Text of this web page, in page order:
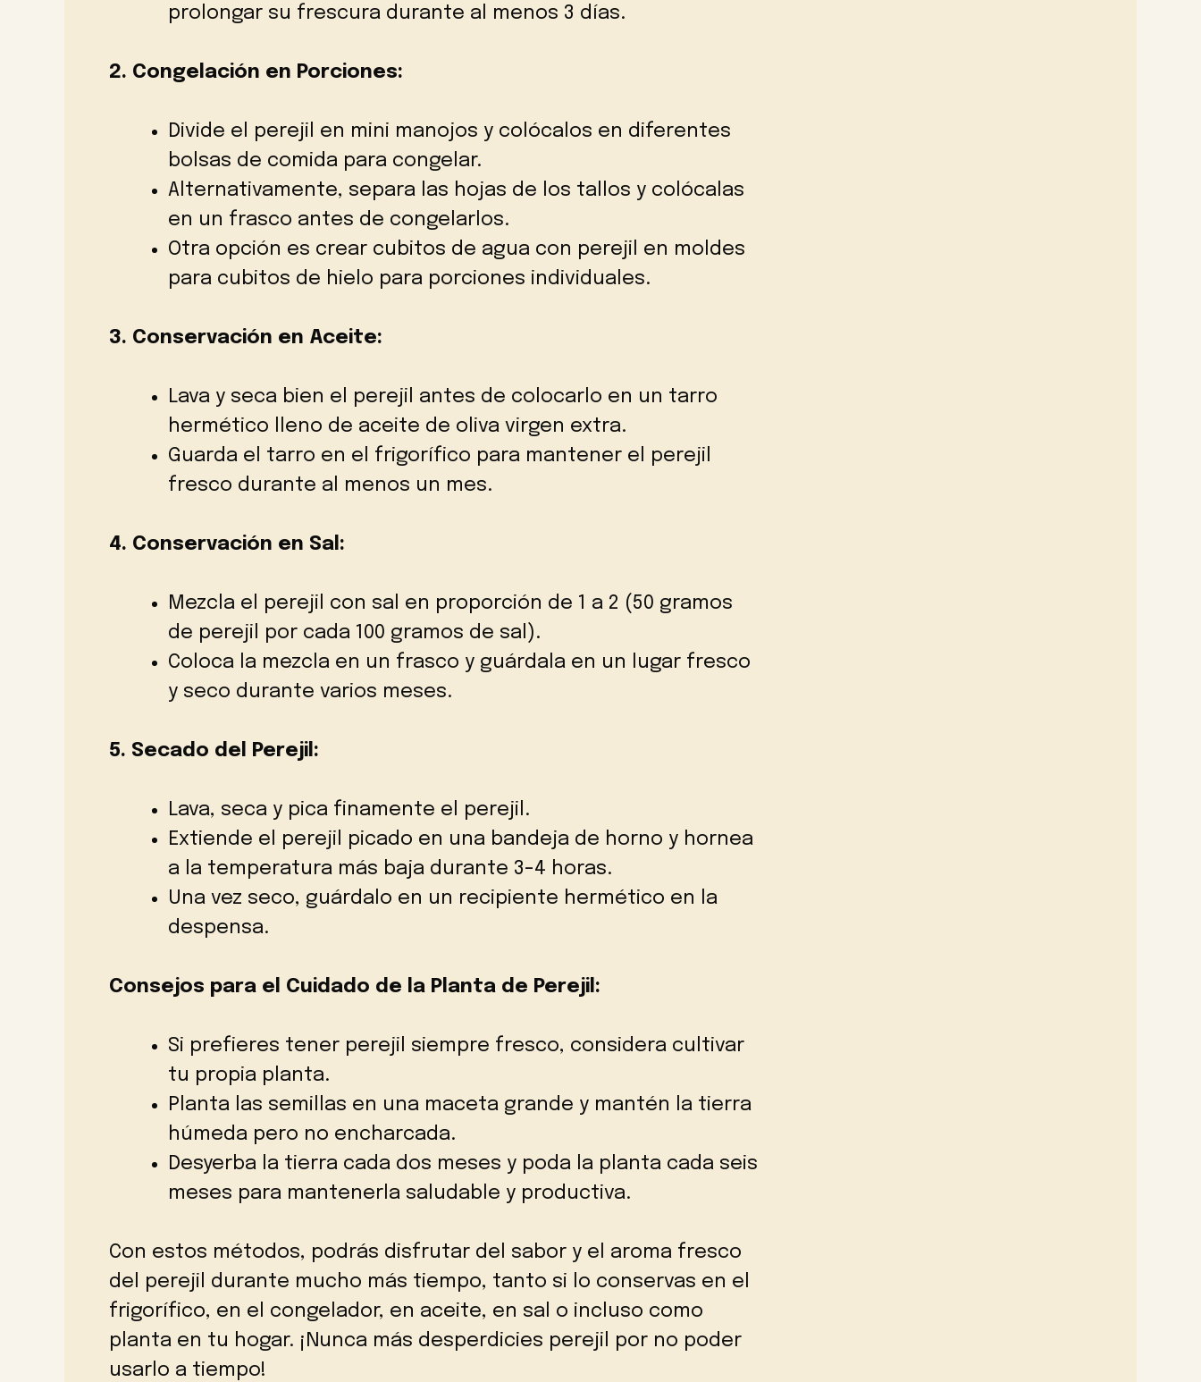
prolongar su frescura durante al menos 3 días.
2. Congelación en Porciones:
Divide el perejil en mini manojos y colócalos en diferentes
bolsas de comida para congelar.
Alternativamente, separa las hojas de los tallos y colócalas
en un frasco antes de congelarlos.
Otra opción es crear cubitos de agua con perejil en moldes
para cubitos de hielo para porciones individuales.
3. Conservación en Aceite:
Lava y seca bien el perejil antes de colocarlo en un tarro
hermético lleno de aceite de oliva virgen extra.
Guarda el tarro en el frigorífico para mantener el perejil
fresco durante al menos un mes.
4. Conservación en Sal:
Mezcla el perejil con sal en proporción de 1 a 2 (50 gramos
de perejil por cada 100 gramos de sal).
Coloca la mezcla en un frasco y guárdala en un lugar fresco
y seco durante varios meses.
5. Secado del Perejil:
Lava, seca y pica finamente el perejil.
Extiende el perejil picado en una bandeja de horno y hornea
a la temperatura más baja durante 3-4 horas.
Una vez seco, guárdalo en un recipiente hermético en la
despensa.
Consejos para el Cuidado de la Planta de Perejil:
Si prefieres tener perejil siempre fresco, considera cultivar
tu propia planta.
Planta las semillas en una maceta grande y mantén la tierra
húmeda pero no encharcada.
Desyerba la tierra cada dos meses y poda la planta cada seis
meses para mantenerla saludable y productiva.
Con estos métodos, podrás disfrutar del sabor y el aroma fresco
del perejil durante mucho más tiempo, tanto si lo conservas en el
frigorífico, en el congelador, en aceite, en sal o incluso como
planta en tu hogar. ¡Nunca más desperdicies perejil por no poder
usarlo a tiempo!